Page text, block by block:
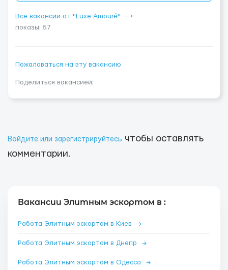
Все вакансии от "Luxe Amouré" ⟶
показы: 57
Пожаловаться на эту вакансию
Поделиться вакансией:
Войдите или зарегистрируйтесь чтобы оставлять
комментарии.
Вакансии Элитным эскортом в :
Работа Элитным эскортом в Киев →
Работа Элитным эскортом в Днепр →
Работа Элитным эскортом в Одесса →